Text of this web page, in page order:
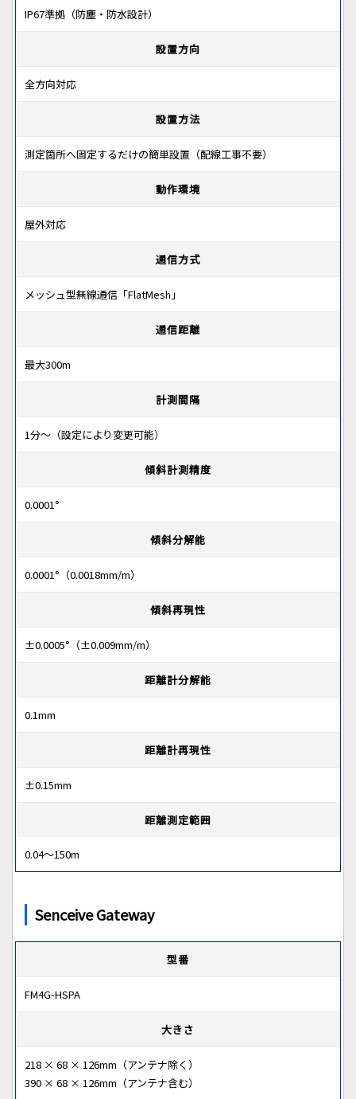
IP67準拠（防塵・防水設計）
設置方向
全方向対応
設置方法
測定箇所へ固定するだけの簡単設置（配線工事不要）
動作環境
屋外対応
通信方式
メッシュ型無線通信「FlatMesh」
通信距離
最大300m
計測間隔
1分～（設定により変更可能）
傾斜計測精度
0.0001°
傾斜分解能
0.0001°（0.0018mm/m）
傾斜再現性
±0.0005°（±0.009mm/m）
距離計分解能
0.1mm
距離計再現性
±0.15mm
距離測定範囲
0.04～150m
Senceive Gateway
型番
FM4G-HSPA
大きさ
218 × 68 × 126mm（アンテナ除く）
390 × 68 × 126mm（アンテナ含む）